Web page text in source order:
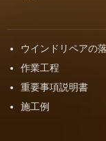
ウインドリペアの
作業工程
重要事項説明書
施工例